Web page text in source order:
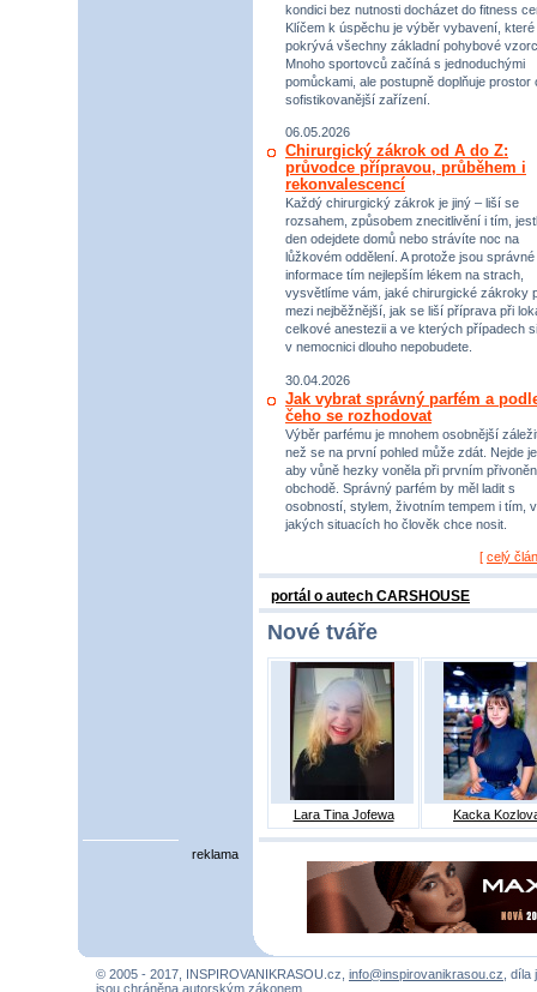
kondici bez nutnosti docházet do fitness
Klíčem k úspěchu je výběr vybavení, které
pokrývá všechny základní pohybové
Mnoho sportovců začíná s jednoduchými
pomůckami, ale postupně doplňuje prostor
sofistikovanější zařízení.
06.05.2026
Chirurgický zákrok od A do Z:
průvodce přípravou, průběhem i
rekonvalescencí
Každý chirurgický zákrok je jiný – liší se
rozsahem, způsobem znecitlivění i tím,
den odejdete domů nebo strávíte noc na
lůžkovém oddělení. A protože jsou správné
informace tím nejlepším lékem na strach,
vysvětlíme vám, jaké chirurgické zákroky
mezi nejběžnější, jak se liší příprava při
celkové anestezii a ve kterých případech si
v nemocnici dlouho nepobudete.
30.04.2026
Jak vybrat správný parfém a
čeho se rozhodovat
Výběr parfému je mnohem osobnější
než se na první pohled může zdát. Nejde
aby vůně hezky voněla při prvním
obchodě. Správný parfém by měl ladit s
osobností, stylem, životním tempem i tím, v
jakých situacích ho člověk chce nosit.
[ celý
portál o autech CARSHOUSE
Nové tváře
Lara Tina Jofewa Kacka
reklama
© 2005 - 2017, INSPIROVANIKRASOU.cz, info@inspirovanikrasou.cz ,
jsou chráněna autorským zákonem.